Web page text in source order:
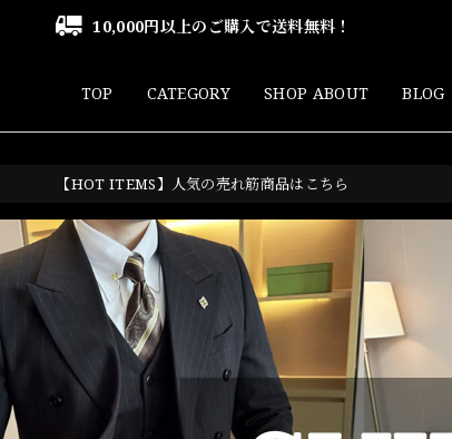
10,000円以上のご購入で送料無料！
TOP CATEGORY SHOP ABOUT BLOG
【HOT ITEMS】人気の売れ筋商品はこちら